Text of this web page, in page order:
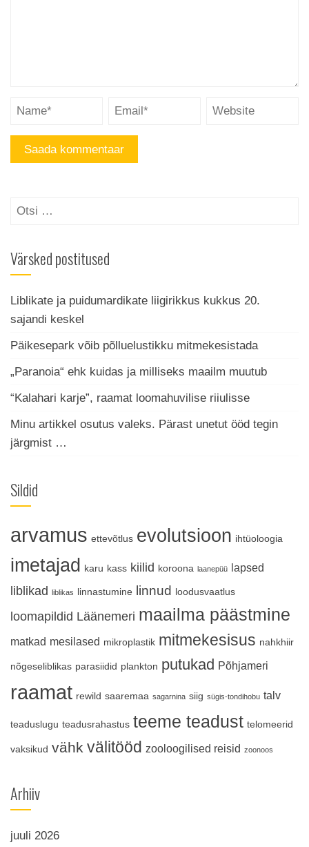
Otsi:
Värsked postitused
Liblikate ja puidumardikate liigirikkus kukkus 20.
sajandi keskel
Päikesepark võib põlluelustikku mitmekesistada
„Paranoia“ ehk kuidas ja milliseks maailm muutub
“Kalahari karje”, raamat loomahuvilise riiulisse
Minu artikkel osutus valeks. Pärast unetut ööd tegin
järgmist …
Sildid
arvamus ettevõtlus evolutsioon ihtüoloogia
imetajad karu kass kiilid koroona laanepüü lapsed
liblikad liblikas linnastumine linnud loodusvaatlus
loomapildid Läänemeri maailma päästmine
matkad mesilased mikroplastik mitmekesisus nahkhiir
nõgeseliblikas parasiidid plankton putukad Põhjameri
raamat rewild saaremaa sagarnina siig sügis-tondihobu talv
teaduslugu teadusrahastus teeme teadust telomeerid
vaksikud vähk välitööd zooloogilised reisid zoonoos
Arhiiv
juuli 2026